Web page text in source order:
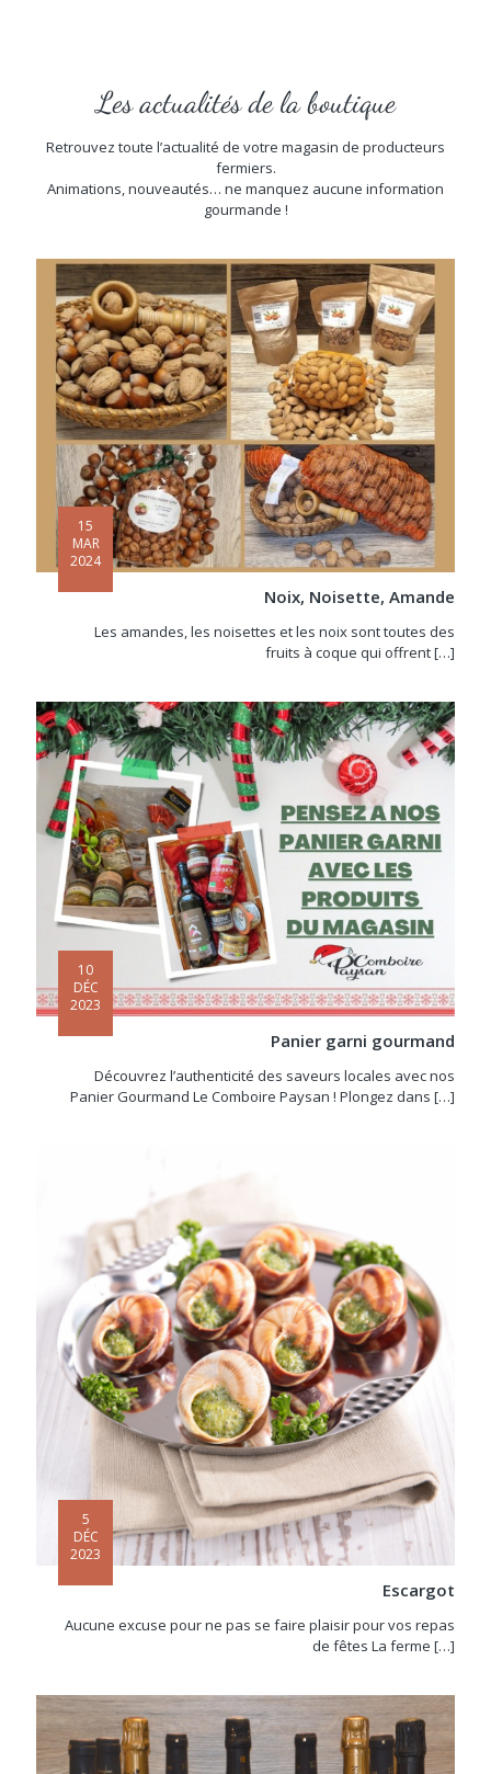
Les actualités de la boutique
Retrouvez toute l’actualité de votre magasin de producteurs
fermiers.
Animations, nouveautés… ne manquez aucune information
gourmande !
15
MAR
2024
Noix, Noisette, Amande
Les amandes, les noisettes et les noix sont toutes des
fruits à coque qui offrent[…]
10
DÉC
2023
Panier garni gourmand
Découvrez l’authenticité des saveurs locales avec nos
Panier Gourmand Le Comboire Paysan ! Plongez dans […]
5
DÉC
2023
Escargot
Aucune excuse pour ne pas se faire plaisir pour vos repas
de fêtes La ferme […]